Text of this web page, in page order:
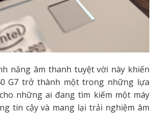
năng âm thanh tuyệt vời này khiến
G7 trở thành một trong những lựa
những ai đang tìm kiếm một máy
tin cậy và mang lại trải nghiệm âm